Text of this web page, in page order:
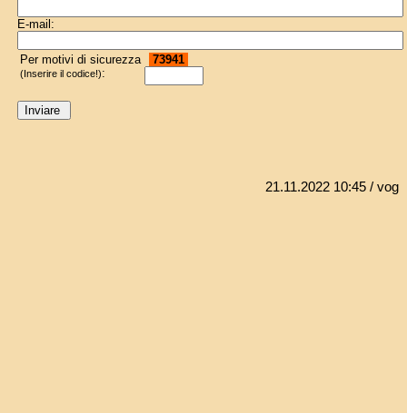
E-mail:
Per motivi di sicurezza
(Inserire il codice!):
73941
21.11.2022 10:45 / vog